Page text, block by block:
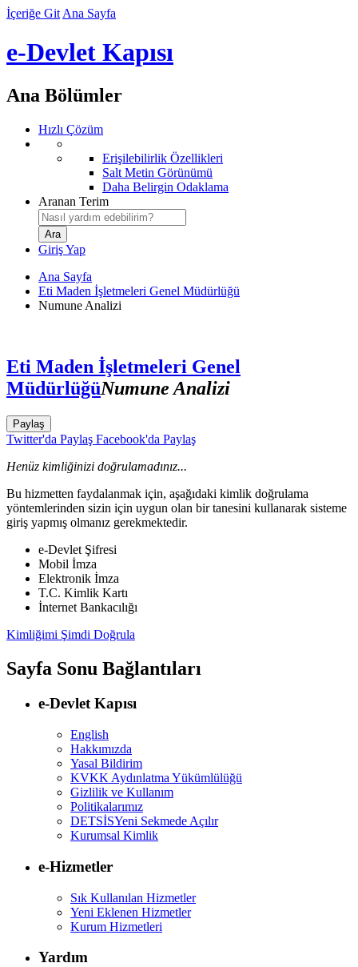
İçeriğe Git Ana Sayfa
e-Devlet Kapısı
Ana Bölümler
Hızlı Çözüm
Erişilebilirlik Özellikleri
Salt Metin Görünümü
Daha Belirgin Odaklama
Aranan Terim
Giriş Yap
Ana Sayfa
Eti Maden İşletmeleri Genel Müdürlüğü
Numune Analizi
Eti Maden İşletmeleri Genel
MüdürlüğüNumune Analizi
Paylaş
Twitter'da Paylaş Facebook'da Paylaş
Henüz kimliğinizi doğrulamadınız...
Bu hizmetten faydalanmak için, aşağıdaki kimlik doğrulama
yöntemlerinden sizin için uygun olan bir tanesini kullanarak sisteme
giriş yapmış olmanız gerekmektedir.
e-Devlet Şifresi
Mobil İmza
Elektronik İmza
T.C. Kimlik Kartı
İnternet Bankacılığı
Kimliğimi Şimdi Doğrula
Sayfa Sonu Bağlantıları
e-Devlet Kapısı
English
Hakkımızda
Yasal Bildirim
KVKK Aydınlatma Yükümlülüğü
Gizlilik ve Kullanım
Politikalarımız
DETSİSYeni Sekmede Açılır
Kurumsal Kimlik
e-Hizmetler
Sık Kullanılan Hizmetler
Yeni Eklenen Hizmetler
Kurum Hizmetleri
Yardım